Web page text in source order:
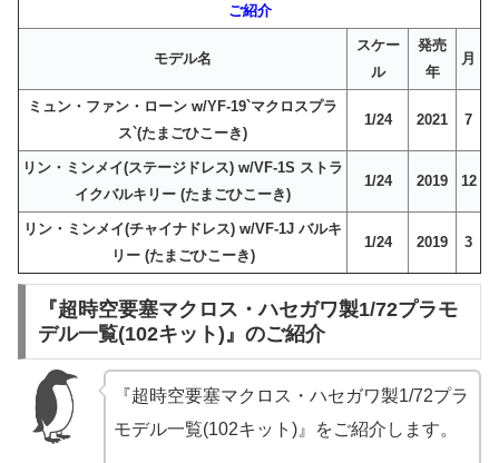
ご紹介
モデル名
スケー
ル
発売
年
月
ミュン・ファン・ローン w/YF-19`マクロスプラ
ス`(たまごひこーき)
1/24 2021 7
リン・ミンメイ(ステージドレス) w/VF-1S ストラ
イクバルキリー (たまごひこーき)
1/24 2019 12
リン・ミンメイ(チャイナドレス) w/VF-1J バルキ
リー (たまごひこーき)
1/24 2019 3
『超時空要塞マクロス・ハセガワ製1/72プラモ
デル一覧(102キット)』のご紹介
『超時空要塞マクロス・ハセガワ製1/72プラ
モデル一覧(102キット)』をご紹介します。